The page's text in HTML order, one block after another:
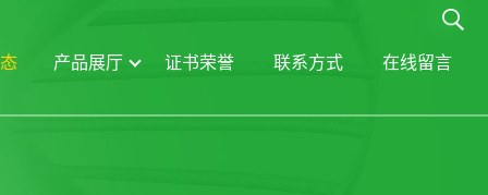
产品展厅 证书荣誉 联系方式 在线留言